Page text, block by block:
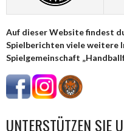
Auf dieser Website findest
Spielberichten viele weitere
Spielgemeinschaft
UNTERSTÜTZEN SIE